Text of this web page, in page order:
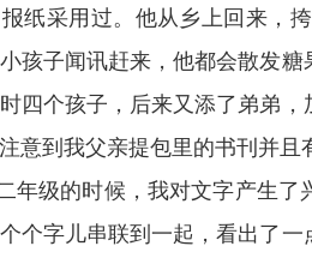
纸采用过。他从乡上回来，
孩子闻讯赶来，他都会散发
四个孩子，后来又添了弟弟
意到我父亲提包里的书刊并
年级的时候，我对文字产生
个字儿串联到一起，看出了